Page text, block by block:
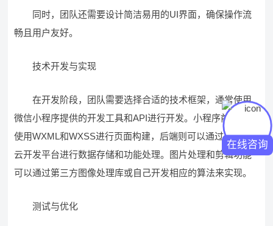
同时，团队还需要设计简洁易用的UI界面，确保操作流
畅且用户友好。
技术开发与实现
在开发阶段，团队需要选择合适的技术框架，通常使用
微信小程序提供的开发工具和API进行开发。小程序前端可以
使用WXML和WXSS进行页面构建，后端则可以通过微信的
云开发平台进行数据存储和功能处理。图片处理和剪辑功能
可以通过第三方图像处理库或自己开发相应的算法来实现。
测试与优化
在线咨询